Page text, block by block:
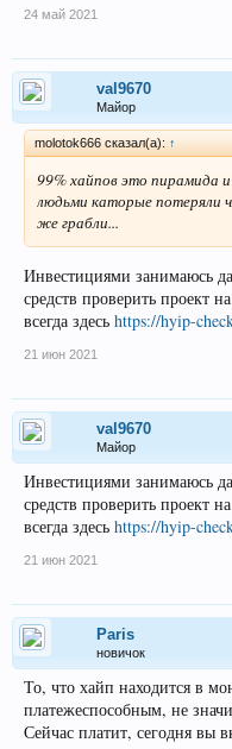
24 май 2021
val9670
Майор
molotok666 сказал(а): ↑
99% хайпов это пирамида
людьми каторые потеряли
же грабли...
Инвестициями занимаюсь
средств проверить проект
всегда здесь https://hyip-
21 июн 2021
val9670
Майор
Инвестициями занимаюсь
средств проверить проект
всегда здесь https://hyip-
21 июн 2021
Paris
новичок
То, что хайп находится в
платежеспособным, не
Сейчас платит, сегодня вы